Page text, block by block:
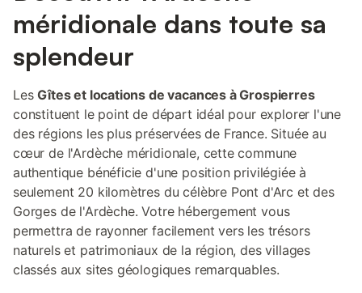
méridionale dans toute sa
splendeur
LesGîtes et locations de vacances à Grospierres
constituent le point de départ idéal pour explorer l'une
des régions les plus préservées de France. Située au
cœur de l'Ardèche méridionale, cette commune
authentique bénéficie d'une position privilégiée à
seulement 20 kilomètres du célèbre Pont d'Arc et des
Gorges de l'Ardèche. Votre hébergement vous
permettra de rayonner facilement vers les trésors
naturels et patrimoniaux de la région, des villages
classés aux sites géologiques remarquables.